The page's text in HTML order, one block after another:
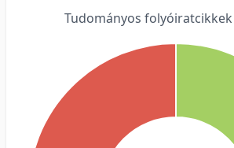
Tudományos folyóiratcikkek